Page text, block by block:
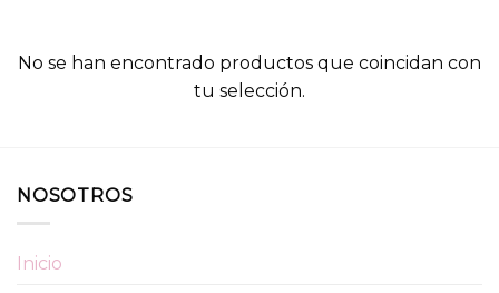
No se han encontrado productos que coincidan con
tu selección.
NOSOTROS
Inicio